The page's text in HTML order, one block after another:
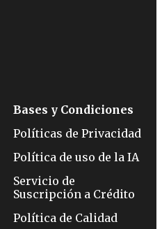
Bases y Condiciones
Políticas de Privacidad
Política de uso de la IA
Servicio de
Suscripción a Crédito
Política de Calidad